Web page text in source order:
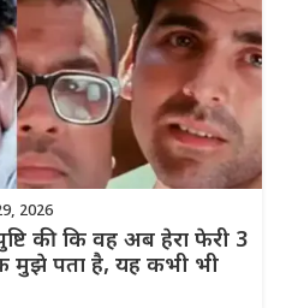
2026
की कि वह अब हेरा फेरी 3
​​​​मुझे पता है, यह कभी भी